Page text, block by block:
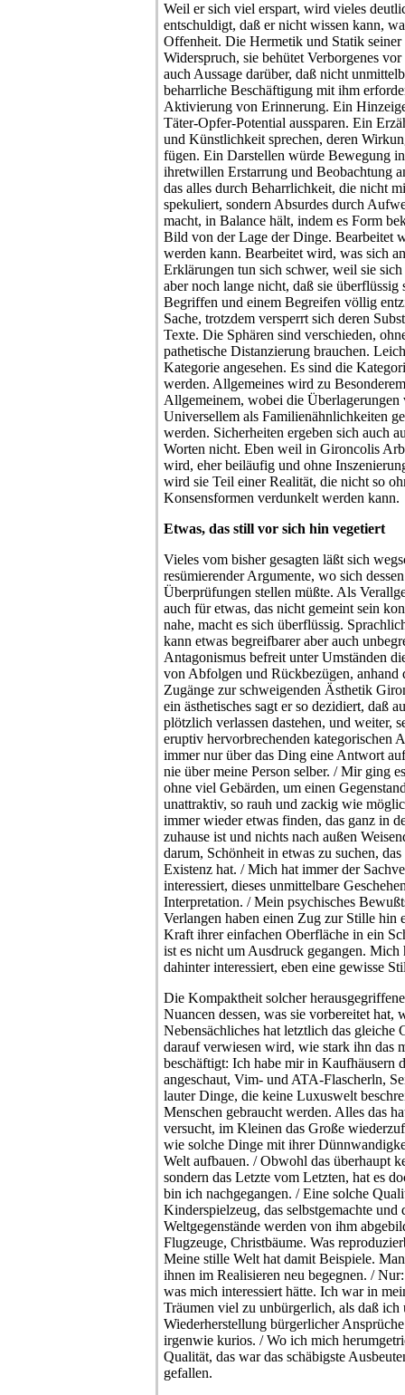
Weil er sich viel erspart, wird vieles
entschuldigt, daß er nicht wissen kann,
Offenheit. Die Hermetik und Statik
Widerspruch, sie behütet Verborgenes
auch Aussage darüber, daß nicht
beharrliche Beschäftigung mit ihm
Aktivierung von Erinnerung. Ein
Täter-Opfer-Potential aussparen. Ein
und Künstlichkeit sprechen, deren
fügen. Ein Darstellen würde Bewegung
ihretwillen Erstarrung und Beobachtung
das alles durch Beharrlichkeit, die nicht
spekuliert, sondern Absurdes durch
macht, in Balance hält, indem es Form
Bild von der Lage der Dinge. Bearbeitet
werden kann. Bearbeitet wird, was sich
Erklärungen tun sich schwer, weil sie
aber noch lange nicht, daß sie
Begriffen und einem Begreifen völlig
Sache, trotzdem versperrt sich deren
Texte. Die Sphären sind verschieden,
pathetische Distanzierung brauchen.
Kategorie angesehen. Es sind die
werden. Allgemeines wird zu
Allgemeinem, wobei die Überlagerungen
Universellem als Familienähnlichkeiten
werden. Sicherheiten ergeben sich auch
Worten nicht. Eben weil in Gironcolis
wird, eher beiläufig und ohne
wird sie Teil einer Realität, die nicht so
Konsensformen verdunkelt werden kann.
Etwas, das still vor sich hin vegetiert
Vieles vom bisher gesagten läßt sich
resümierender Argumente, wo sich
Überprüfungen stellen müßte. Als
auch für etwas, das nicht gemeint sein
nahe, macht es sich überflüssig.
kann etwas begreifbarer aber auch
Antagonismus befreit unter Umständen
von Abfolgen und Rückbezügen, anhand
Zugänge zur schweigenden Ästhetik
ein ästhetisches sagt er so dezidiert, daß
plötzlich verlassen dastehen, und weiter,
eruptiv hervorbrechenden kategorischen
immer nur über das Ding eine Antwort
nie über meine Person selber. / Mir ging
ohne viel Gebärden, um einen
unattraktiv, so rauh und zackig wie
immer wieder etwas finden, das ganz in
zuhause ist und nichts nach außen
darum, Schönheit in etwas zu suchen,
Existenz hat. / Mich hat immer der
interessiert, dieses unmittelbare
Interpretation. / Mein psychisches
Verlangen haben einen Zug zur Stille hin
Kraft ihrer einfachen Oberfläche in ein
ist es nicht um Ausdruck gegangen. Mich
dahinter interessiert, eben eine gewisse
Die Kompaktheit solcher
Nuancen dessen, was sie vorbereitet hat,
Nebensächliches hat letztlich das
darauf verwiesen wird, wie stark ihn das
beschäftigt: Ich habe mir in Kaufhäusern
angeschaut, Vim- und ATA-Flascherln,
lauter Dinge, die keine Luxuswelt
Menschen gebraucht werden. Alles das
versucht, im Kleinen das Große
wie solche Dinge mit ihrer
Welt aufbauen. / Obwohl das überhaupt
sondern das Letzte vom Letzten, hat es
bin ich nachgegangen. / Eine solche
Kinderspielzeug, das selbstgemachte und
Weltgegenstände werden von ihm
Flugzeuge, Christbäume. Was
Meine stille Welt hat damit Beispiele.
ihnen im Realisieren neu begegnen. /
was mich interessiert hätte. Ich war in
Träumen viel zu unbürgerlich, als daß ich
Wiederherstellung bürgerlicher
irgenwie kurios. / Wo ich mich
Qualität, das war das schäbigste
gefallen.